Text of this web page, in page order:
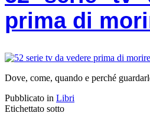
prima di
Dove, come, quando e perché
Pubblicato in Libri
Etichettato sotto